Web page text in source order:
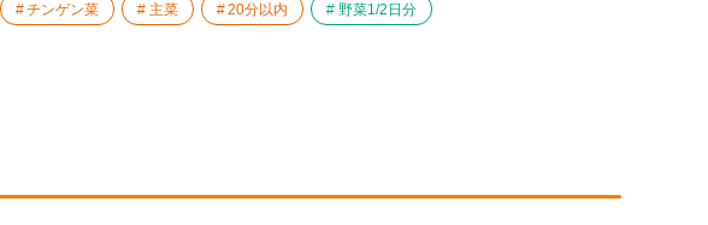
チンゲン菜 主菜 20分以内 野菜1/2日分